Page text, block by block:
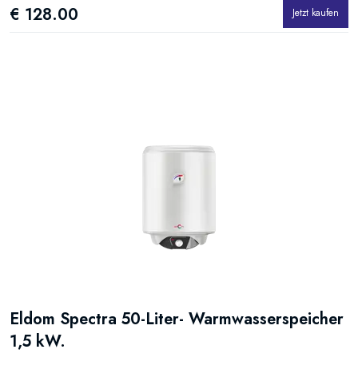
€ 128.00 Jetzt kaufen
Eldom Spectra 50-Liter- Warmwasserspeicher
1,5 kW.